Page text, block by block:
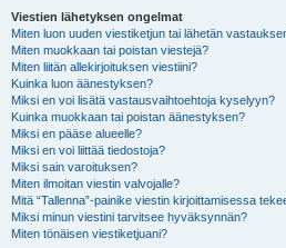
Viestien lähetyksen ongelmat
Miten luon uuden viestiketjun tai lähetän
Miten muokkaan tai poistan viestejä?
Miten liitän allekirjoituksen viestiini?
Kuinka luon äänestyksen?
Miksi en voi lisätä vastausvaihtoehtoja kyselyyn?
Kuinka muokkaan tai poistan äänestyksen?
Miksi en pääse alueelle?
Miksi en voi liittää tiedostoja?
Miksi sain varoituksen?
Miten ilmoitan viestin valvojalle?
Mitä “Tallenna”-painike viestin kirjoittamisessa
Miksi minun viestini tarvitsee hyväksynnän?
Miten tönäisen viestiketjuani?